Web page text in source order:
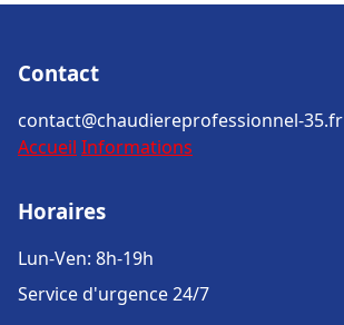
Contact
contact@chaudiereprofessionnel-35.fr
Accueil Informations
Horaires
Lun-Ven: 8h-19h
Service d'urgence 24/7